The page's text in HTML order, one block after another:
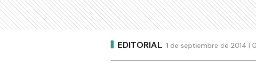
EDITORIAL 1 de septiembre de 2014 |